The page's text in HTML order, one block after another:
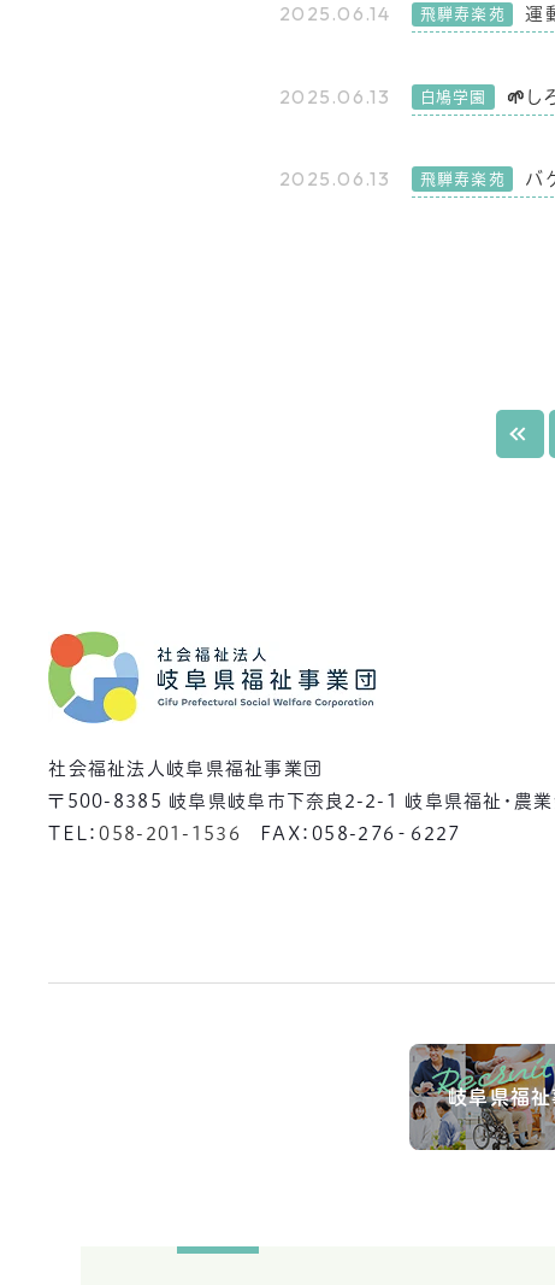
2025.06.14 飛騨寿楽苑 運
2025.06.13 白鳩学園 🌱し
2025.06.13 飛騨寿楽苑 バ
社会福祉法人岐阜県福祉事業団
〒500-8385 岐阜県岐阜市下奈良2-2-1 岐阜県福祉・農業
TEL：058-201-1536 FAX：058-276‐6227
岐阜県福祉